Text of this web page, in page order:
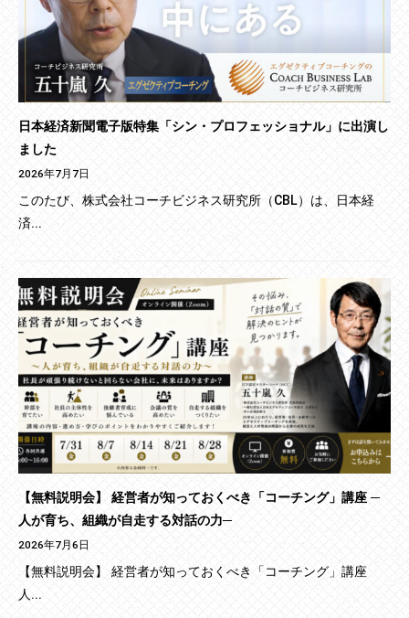
日本経済新聞電子版特集「シン・プロフェッショナル」に出演し
ました
2026年7月7日
このたび、株式会社コーチビジネス研究所（CBL）は、日本経
済...
【無料説明会】 経営者が知っておくべき「コーチング」講座 ─
人が育ち、組織が自走する対話の力─
2026年7月6日
【無料説明会】 経営者が知っておくべき「コーチング」講座
人...